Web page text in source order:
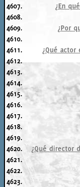
4607.
¿En
4608.
4609.
¿Por
4610.
4611.
¿Qué
4612.
4613.
4614.
4615.
4616.
4617.
4618.
4619.
4620.
¿Qué director
4621.
4622.
4623.